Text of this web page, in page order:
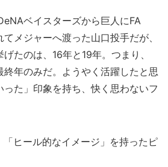
ベイスターズから巨人にFA
メジャーへ渡った山口投手だが、
たのは、16年と19年。つまり、
終年のみだ。ようやく活躍したと思
った」印象を持ち、快く思わないフ
ヒール的なイメージ」を持ったピ